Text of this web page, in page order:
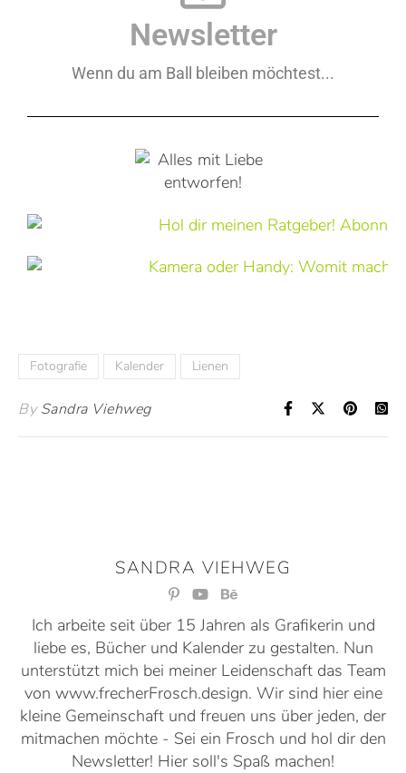
Newsletter
Wenn du am Ball bleiben möchtest...
Fotografie Kalender Lienen
BySandra Viehweg
SANDRA VIEHWEG
Ich arbeite seit über 15 Jahren als Grafikerin und
liebe es, Bücher und Kalender zu gestalten. Nun
unterstützt mich bei meiner Leidenschaft das Team
von www.frecherFrosch.design. Wir sind hier eine
kleine Gemeinschaft und freuen uns über jeden, der
mitmachen möchte - Sei ein Frosch und hol dir den
Newsletter! Hier soll's Spaß machen!